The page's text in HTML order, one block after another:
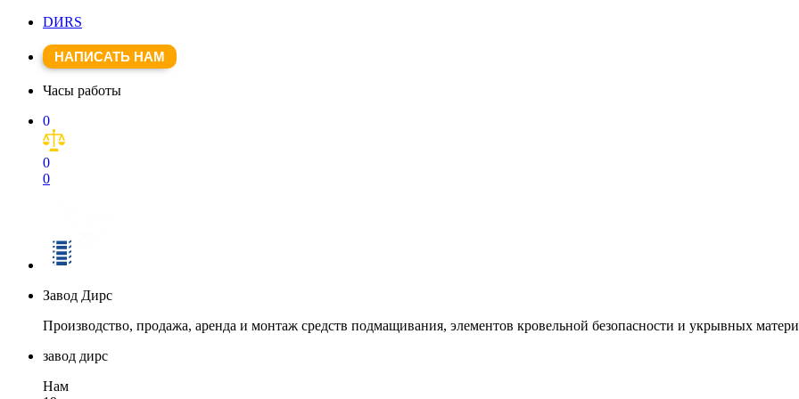
DИRS
НАПИСАТЬ НАМ
Часы работы
0
0
0
Завод Дирс
Производство, продажа, аренда и монтаж средств подмащивания, элементов кровельной безопасности и укрывных
завод дирс
Нам